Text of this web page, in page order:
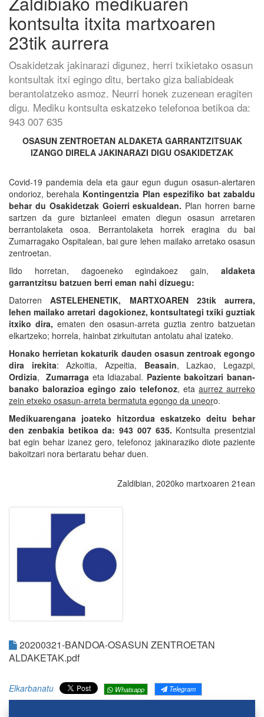
kontsulta itxita martxoaren
23tik aurrera
Osakidetzak jakinarazi digunez, herri txikietako osasun
kontsultak itxi egingo ditu, bertako giza baliabideak
berantolatzeko asmoz. Neurri honek zuzenean eragiten
digu. Mediku kontsulta eskatzeko telefonoa betikoa da:
943 007 635
OSASUN ZENTROETAN ALDAKETA GARRANTZITSUAK
IZANGO DIRELA JAKINARAZI DIGU OSAKIDETZAK
Covid-19 pandemia dela eta gaur egun dugun osasun-alertaren
ondorioz, berehala Kontingentzia Plan espezifiko bat zabaldu
behar du Osakidetzak Goierri eskualdean. Plan horren barne
sartzen da gure biztanleei ematen diegun osasun arretaren
berrantolaketa osoa. Berrantolaketa horrek eragina du bai
Zumarragako Ospitalean, bai gure lehen mailako arretako osasun
zentroetan.
Ildo horretan, dagoeneko egindakoez gain, aldaketa
garrantzitsu batzuen berri eman nahi dizuegu:
DatorrenASTELEHENETIK, MARTXOAREN 23tik aurrera,
lehen mailako arretari dagokionez, kontsultategi txiki guztiak
itxiko dira, ematen den osasun-arreta guztia zentro batzuetan
elkartzeko; horrela, hainbat zirkuitutan antolatu ahal izateko.
Honako herrietan kokaturik dauden osasun zentroak egongo
dira irekita: Azkoitia, Azpeitia, Beasain, Lazkao, Legazpi,
Ordizia,Zumarraga eta Idiazabal. Paziente bakoitzari banan-
banako balorazioa egingo zaio telefonoz, eta aurrez aurreko
zein etxeko osasun-arreta bermatuta egongo da uneoro.
Medikuarengana joateko hitzordua eskatzeko deitu behar
den zenbakia betikoa da: 943 007 635. Kontsulta presentzial
bat egin behar izanez gero, telefonoz jakinaraziko diote paziente
bakoitzari nora bertaratu behar duen.
Zaldibian, 2020ko martxoaren 21ean
20200321-BANDOA-OSASUN ZENTROETAN
ALDAKETAK.pdf
Elkarbanatu Whatsapp Telegram